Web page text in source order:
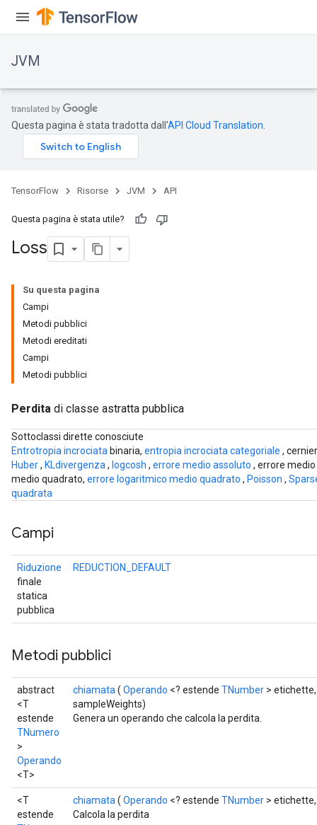
JVM
Questa pagina è stata tradotta dall'API Cloud Translation
TensorFlow Risorse JVM API
Questa pagina è stata utile?
Loss
Su questa pagina
Campi
Metodi pubblici
Metodi ereditati
Campi
Metodi pubblici
Perdita di classe astratta pubblica
Sottoclassi dirette conosciute
Entrotropia incrociata binaria, entropia incrociata categoriale ,
Huber, KLdivergenza , logcosh , errore medio assoluto , errore
medio quadrato, errore logaritmico medio quadrato , Poisson ,
quadrata
Campi
Riduzione
finale
statica
pubblica
REDUCTION_DEFAULT
Metodi pubblici
abstract
<T
estende
TNumero
>
Operando
<T>
chiamata ( Operando <? estende TNumber >
sampleWeights)
Genera un operando che calcola la perdita.
<T
estende
chiamata ( Operando <? estende TNumber >
Calcola la perdita